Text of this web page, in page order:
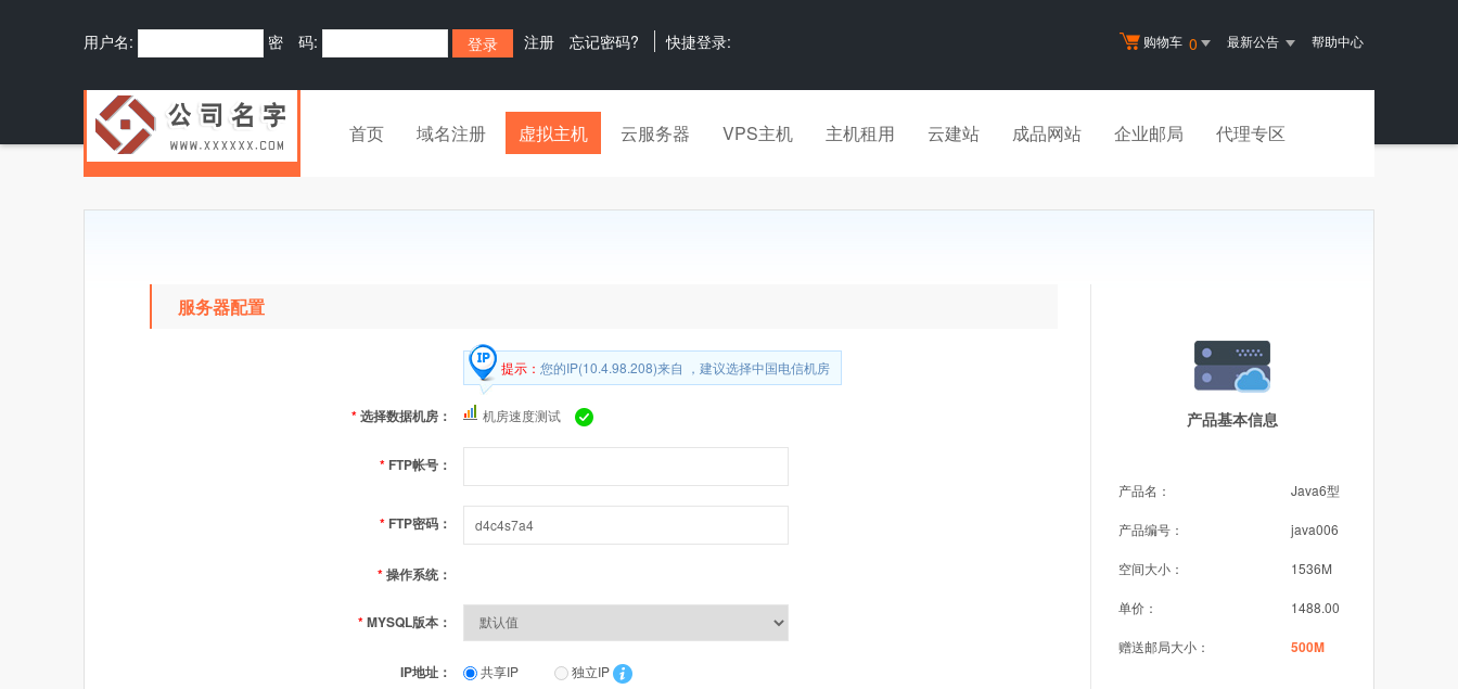
购物车 0 最新公告 帮助中心
用户名: 密 码: 注册 忘记密码? 快捷登录:
首页 域名注册 虚拟主机 云服务器 VPS主机 主机租用 云建站 成品网站 企业邮局 代理专区
产品基本信息
产品名： Java6型
产品编号： java006
空间大小： 1536M
单价： 1488.00
赠送邮局大小： 500M
服务器配置
提示： 您的IP(10.4.98.208)来自 ，建议选择中国电信机房
*选择数据机房： 机房速度测试
* FTP帐号：
* FTP密码：
*操作系统：
*MYSQL版本：
IP地址： 共享IP 独立IP